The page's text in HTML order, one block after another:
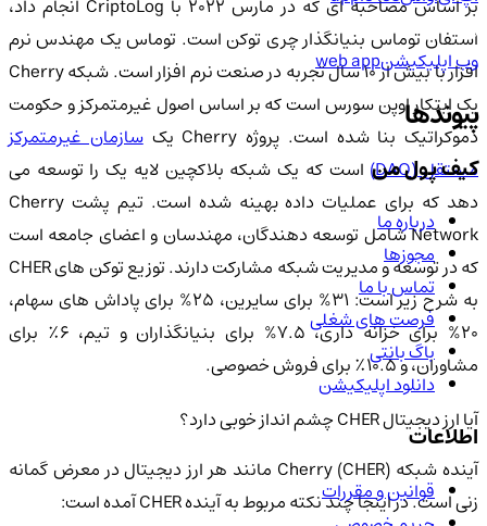
بر اساس مصاحبه ای که در مارس 2022 با CriptoLog انجام داد،
استفان توماس بنیانگذار چری توکن است. توماس یک مهندس نرم
افزار با بیش از 10 سال تجربه در صنعت نرم افزار است. شبکه Cherry
یک ابتکار اوپن سورس است که بر اساس اصول غیرمتمرکز و حکومت
دموکراتیک بنا شده است. پروژه Cherry یک
سازمان غیرمتمرکز
مستقل (DAO)
است که یک شبکه بلاکچین لایه یک را توسعه می
دهد که برای عملیات داده بهینه شده است. تیم پشت Cherry
Network شامل توسعه دهندگان، مهندسان و اعضای جامعه است
که در توسعه و مدیریت شبکه مشارکت دارند. توزیع توکن های CHER
به شرح زیر است: 31% برای سایرین، 25% برای پاداش های سهام،
20% برای خزانه داری، 7.5% برای بنیانگذاران و تیم، 6٪ برای
مشاوران، و 10.5٪ برای فروش خصوصی.
آیا ارز دیجیتال CHER چشم انداز خوبی دارد؟
آینده شبکه Cherry (CHER) مانند هر ارز دیجیتال در معرض گمانه
زنی است. در اینجا چند نکته مربوط به آینده CHER آمده است:
وب اپلیکیشنweb app
پیوندها
کیف پول من
درباره ما
مجوزها
تماس با ما
فرصت های شغلی
باگ بانتی
دانلود اپلیکیشن
اطلاعات
قوانین و مقررات